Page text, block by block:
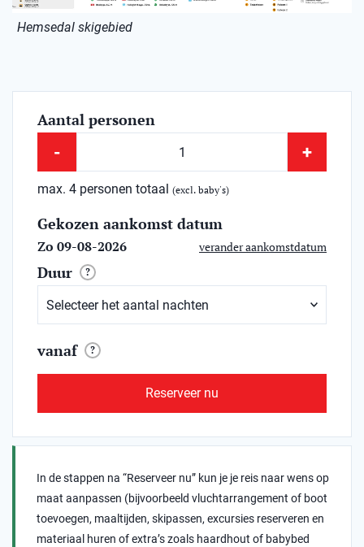
Hemsedal skigebied
Aantal personen
- +
max. 4 personen totaal (excl. baby's)
Gekozen aankomst datum
Zo 09-08-2026 verander aankomstdatum
Duur ?
vanaf ?
Reserveer nu
In de stappen na “Reserveer nu” kun je je reis naar wens op
maat aanpassen (bijvoorbeeld vluchtarrangement of boot
toevoegen, maaltijden, skipassen, excursies reserveren en
materiaal huren of extra’s zoals haardhout of babybed